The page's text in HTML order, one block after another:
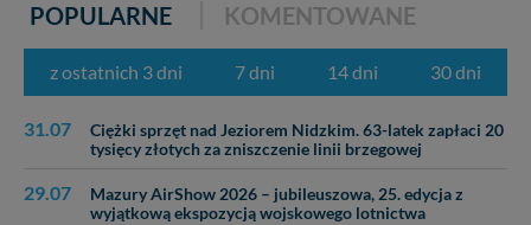
POPULARNE KOMENTOWANE
z ostatnich 3 dni 7 dni 14 dni 30 dni
31.07
Ciężki sprzęt nad Jeziorem Nidzkim. 63-latek zapłaci 20
tysięcy złotych za zniszczenie linii brzegowej
29.07
Mazury AirShow 2026 – jubileuszowa, 25. edycja z
wyjątkową ekspozycją wojskowego lotnictwa